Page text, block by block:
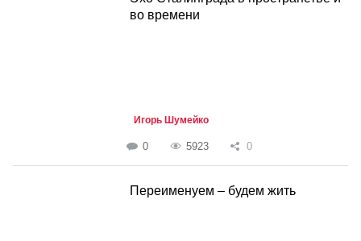
во времени
Игорь Шумейко
0 5923 0
Переименуем – будем жить